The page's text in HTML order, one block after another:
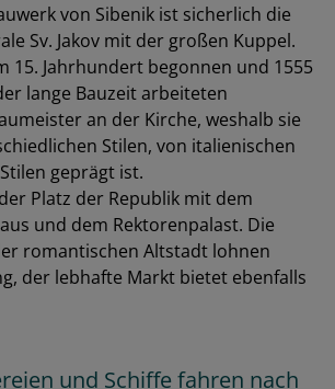
von Sibenik ist sicherlich die
Sv. Jakov mit der großen Kuppel.
15. Jahrhundert begonnen und 1555
lange Bauzeit arbeiteten
an der Kirche, weshalb sie
Stilen, von italienischen
geprägt ist.
Platz der Republik mit dem
und dem Rektorenpalast. Die
romantischen Altstadt lohnen
der lebhafte Markt bietet ebenfalls
und Schiffe fahren nach